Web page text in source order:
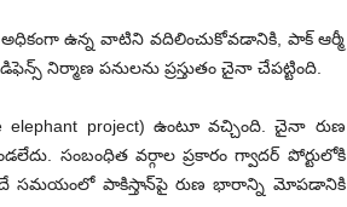
అధికంగా ఉన్న వాటిని వదిలించుకోవడానికి, పాక్ ఆర్మీ
నిర్మాణ పనులను ప్రస్తుతం చైనా చేపట్టింది.
project) ఉంటూ వచ్చింది. చైనా రుణ
సంబంధిత వర్గాల ప్రకారం గ్వాదర్ పోర్టులోకి
సమయంలో పాకిస్తాన్‌పై రుణ భారాన్ని మోపడానికి